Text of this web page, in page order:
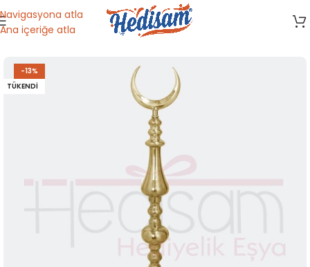
Navigasyona atla
Ana içeriğe atla
Ana Sayfa/ Dini Malzemeler/ Camii Malzemeleri
-13%
TÜKENDI